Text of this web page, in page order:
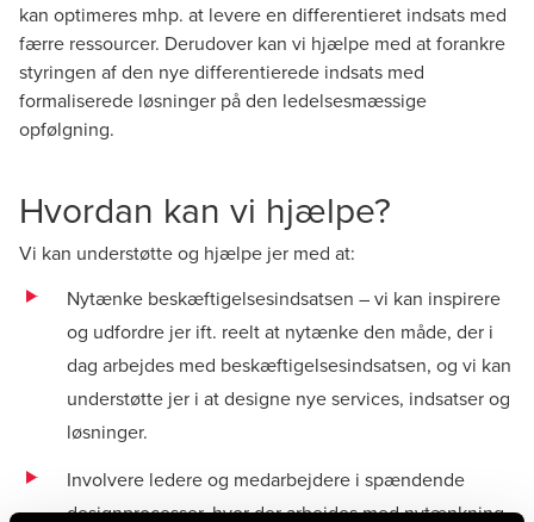
kan optimeres mhp. at levere en differentieret indsats med
færre ressourcer. Derudover kan vi hjælpe med at forankre
styringen af den nye differentierede indsats med
formaliserede løsninger på den ledelsesmæssige
opfølgning.
Hvordan kan vi hjælpe?
Vi kan understøtte og hjælpe jer med at:
Nytænke beskæftigelsesindsatsen – vi kan inspirere
og udfordre jer ift. reelt at nytænke den måde, der i
dag arbejdes med beskæftigelsesindsatsen, og vi kan
understøtte jer i at designe nye services, indsatser og
løsninger.
Involvere ledere og medarbejdere i spændende
designprocesser, hvor der arbejdes med nytænkning,